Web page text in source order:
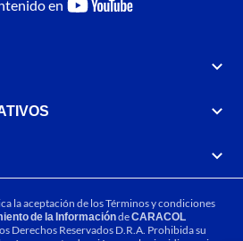
en
youtube-
la aceptación de losTérminos y condiciones
de la InformacióndeCARACOL
Derechos Reservados D.R.A. Prohibida su